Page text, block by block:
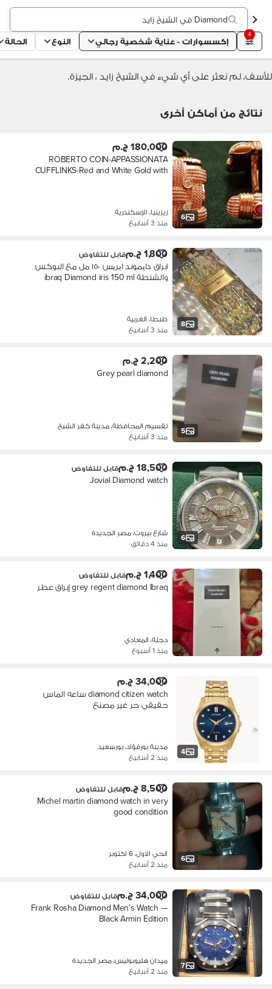
Diamond في الشيخ زايد
4
إكسسوارات - عناية شخصية رجالي النوع الحالة
للأسف، لم نعثر على أي شيء في الشيخ زايد ، الجيزة.
نتائج من أماكن أخرى
6
180,000 ج.م
ROBERTO COIN-APPASSIONATA
CUFFLINKS-Red and White Gold with
زيزينيا، الإسكندرية
منذ 3 أسابيع
8
1,800 ج.م قابل للتفاوض
ابراق دایموند ایریس ١٥٠ مل مع البوكس
والشنطة ibraq Diamond iris 150 ml
طنطا، الغربية
منذ 3 أسابيع
5
2,200 ج.م
Grey pearl diamond
تقسيم المحافظة، مدينة كفر الشيخ
منذ 3 أسابيع
6
18,500 ج.م قابل للتفاوض
Jovial Diamond watch
شارع بيروت، مصر الجديدة
منذ 4 دقائق
1,400 ج.م قابل للتفاوض
grey regent diamond Ibraq إبراق عطر
دجلة، المعادي
منذ 1 أسبوع
4
34,000 ج.م
diamond citizen watch ساعه الماس
حقيقي حر غير مصنع
مدينة بورفؤاد، بورسعيد
منذ 2 أسابيع
6
8,500 ج.م قابل للتفاوض
Michel martin diamond watch in very
good condition
الحي الاول، 6 اكتوبر
منذ 2 أسابيع
7
34,000 ج.م قابل للتفاوض
Frank Rosha Diamond Men’s Watch —
Black Armin Edition
ميدان هليوبوليس، مصر الجديدة
منذ 2 أسابيع